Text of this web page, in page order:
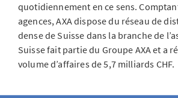
quotidiennement en ce sens.
agences, AXA dispose du réseau de
dense de Suisse dans la branche de
Suisse fait partie du Groupe AXA et a
volume d’affaires de 5,7 milliards CHF.